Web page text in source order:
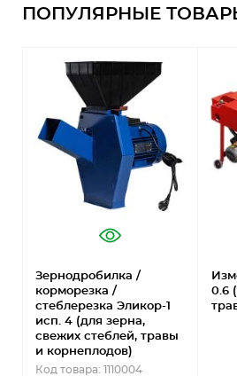
ПОПУЛЯРНЫЕ
Зернодробилка /
корморезка /
стеблерезка Эликор-1
исп. 4 (для зерна,
свежих стеблей, травы
и корнеплодов)
Код товара: 1110004
0.6